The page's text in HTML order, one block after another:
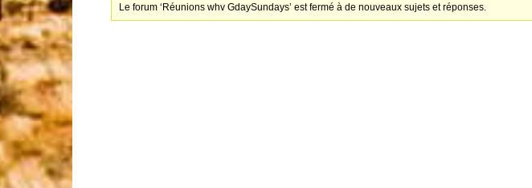
Le forum ‘Réunions whv GdaySundays’ est fermé à de nouveaux sujets et réponses.